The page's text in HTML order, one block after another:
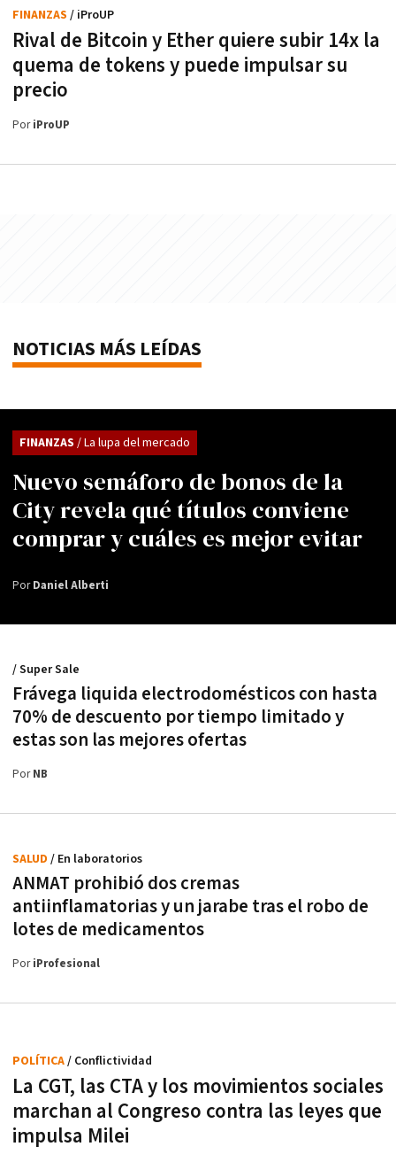
Rival de Bitcoin y Ether quiere subir 14x la
quema de tokens y puede impulsar su
precio
FINANZAS / iProUP
PoriProUP
NOTICIAS MÁS LEÍDAS
Nuevo semáforo de bonos de la
City revela qué títulos conviene
comprar y cuáles es mejor evitar
FINANZAS / La lupa del mercado
PorDaniel Alberti
Frávega liquida electrodomésticos con hasta
70% de descuento por tiempo limitado y
estas son las mejores ofertas
/ Super Sale
PorNB
ANMAT prohibió dos cremas
antiinflamatorias y un jarabe tras el robo de
lotes de medicamentos
SALUD / En laboratorios
PoriProfesional
La CGT, las CTA y los movimientos sociales
marchan al Congreso contra las leyes que
impulsa Milei
POLÍTICA/ Conflictividad